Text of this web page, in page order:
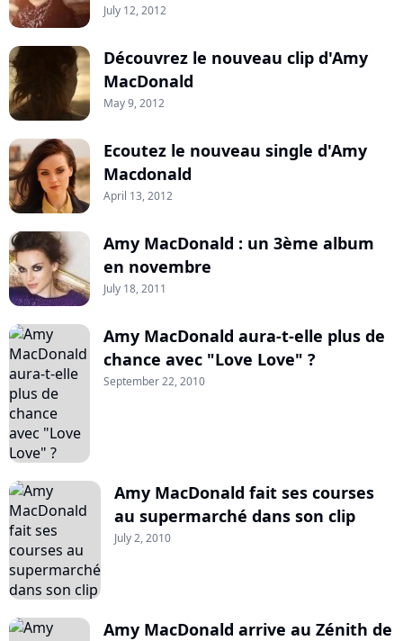
July 12, 2012
Découvrez le nouveau clip d'Amy
MacDonald
May 9, 2012
Ecoutez le nouveau single d'Amy
Macdonald
April 13, 2012
Amy MacDonald : un 3ème album
en novembre
July 18, 2011
Amy MacDonald aura-t-elle plus de
chance avec "Love Love" ?
September 22, 2010
Amy MacDonald fait ses courses
au supermarché dans son clip
July 2, 2010
Amy MacDonald arrive au Zénith de